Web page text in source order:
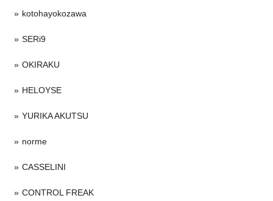
kotohayokozawa
SERi9
OKIRAKU
HELOYSE
YURIKA AKUTSU
norme
CASSELINI
CONTROL FREAK